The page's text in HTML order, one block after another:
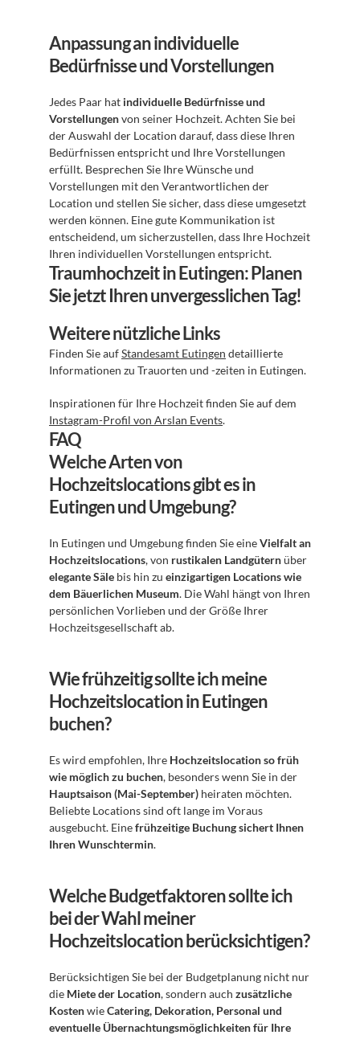
Anpassung an individuelle
Bedürfnisse und Vorstellungen
Jedes Paar hat individuelle Bedürfnisse und
Vorstellungen von seiner Hochzeit. Achten Sie bei
der Auswahl der Location darauf, dass diese Ihren
Bedürfnissen entspricht und Ihre Vorstellungen
erfüllt. Besprechen Sie Ihre Wünsche und
Vorstellungen mit den Verantwortlichen der
Location und stellen Sie sicher, dass diese umgesetzt
werden können. Eine gute Kommunikation ist
entscheidend, um sicherzustellen, dass Ihre Hochzeit
Ihren individuellen Vorstellungen entspricht.
Traumhochzeit in Eutingen: Planen
Sie jetzt Ihren unvergesslichen Tag!
Weitere nützliche Links
Finden Sie auf Standesamt Eutingen detaillierte
Informationen zu Trauorten und -zeiten in Eutingen.
Instagram-Profil von Arslan Events.
FAQ
Welche Arten von
Hochzeitslocations gibt es in
Eutingen und Umgebung?
In Eutingen und Umgebung finden Sie eine Vielfalt an
Hochzeitslocations, von rustikalen Landgütern
elegante Säle bis hin zu einzigartigen Locations wie
dem Bäuerlichen Museum. Die Wahl hängt von Ihren
persönlichen Vorlieben und der Größe Ihrer
Hochzeitsgesellschaft ab.
Wie frühzeitig sollte ich meine
Hochzeitslocation in Eutingen
buchen?
Es wird empfohlen, Ihre Hochzeitslocation so früh
wie möglich zu buchen
Hauptsaison (Mai-September) heiraten möchten.
Beliebte Locations sind oft lange im Voraus
ausgebucht. Eine frühzeitige Buchung sichert Ihnen
Ihren Wunschtermin.
Welche Budgetfaktoren sollte ich
bei der Wahl meiner
Hochzeitslocation berücksichtigen?
Berücksichtigen Sie bei der Budgetplanung nicht nur
die Miete der Location, sondern auch zusätzliche
Kosten wie Catering, Dekoration, Personal und
eventuelle Übernachtungsmöglichkeiten für Ihre